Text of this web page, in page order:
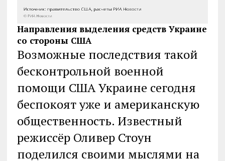
Направления выделения средств Украине
со стороны США
Возможные последствия такой
бесконтрольной военной
помощи США Украине сегодня
беспокоят уже и американскую
общественность. Известный
режиссёр Оливер Стоун
поделился своими мыслями на